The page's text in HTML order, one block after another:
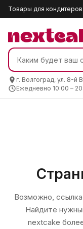
Товары для
г. Волгоград, ул. 8-й
Ежедневно 10:00 –
Возможно, ссылка
Найдите
nextcake